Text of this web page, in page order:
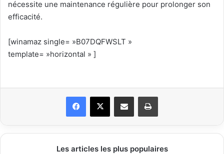
nécessite une maintenance régulière pour prolonger son
efficacité.
[winamaz single= »B07DQFWSLT »
template= »horizontal » ]
Facebook
X Partager par email Imprimer
Les articles les plus populaires